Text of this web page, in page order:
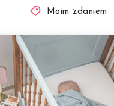
Moim zdaniem